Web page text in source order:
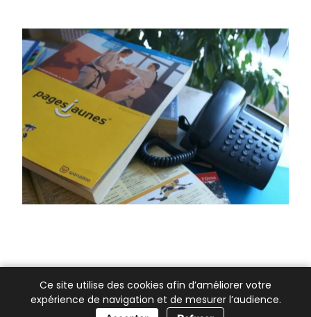
Ce site utilise des cookies afin d’améliorer votre
expérience de navigation et de mesurer l’audience.